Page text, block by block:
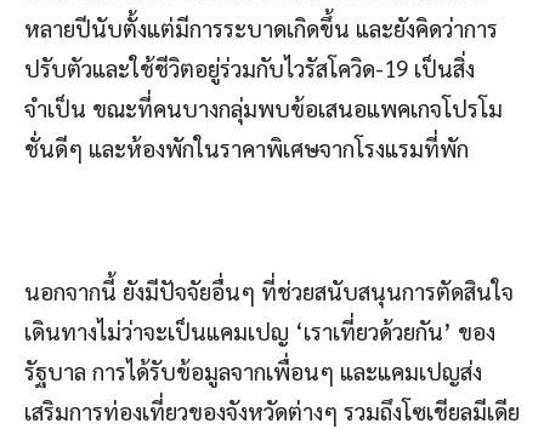
หลายปีนับตั้งแต่มีการระบาดเกิดขึ้น และยังคิดว่าการ
ปรับตัวและใช้ชีวิตอยู่ร่วมกับไวรัสโควิด-19 เป็นสิ่ง
จำเป็น ขณะที่คนบางกลุ่มพบข้อเสนอแพคเกจโปรโม
ชั่นดีๆ และห้องพักในราคาพิเศษจากโรงแรมที่พัก
นอกจากนี้ ยังมีปัจจัยอื่นๆ ที่ช่วยสนับสนุนการตัดสินใจ
เดินทางไม่ว่าจะเป็นแคมเปญ ‘เราเที่ยวด้วยกัน’ ของ
รัฐบาล การได้รับข้อมูลจากเพื่อนๆ และแคมเปญส่ง
เสริมการท่องเที่ยวของจังหวัดต่างๆ รวมถึงโซเชียลมีเดีย